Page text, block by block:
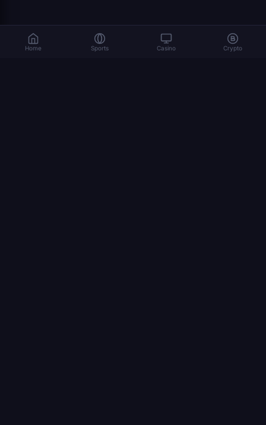
Home Sports Casino Crypto